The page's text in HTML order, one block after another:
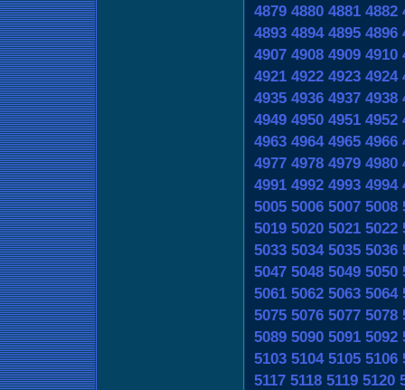
4879 4880 4881 4882
4893 4894 4895 4896
4907 4908 4909 4910
4921 4922 4923 4924
4935 4936 4937 4938
4949 4950 4951 4952
4963 4964 4965 4966
4977 4978 4979 4980
4991 4992 4993 4994
5005 5006 5007 5008
5019 5020 5021 5022
5033 5034 5035 5036
5047 5048 5049 5050
5061 5062 5063 5064
5075 5076 5077 5078
5089 5090 5091 5092
5103 5104 5105 5106
5117 5118 5119 5120